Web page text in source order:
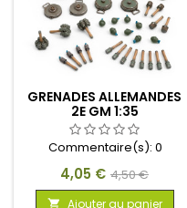
GRENADES ALLEMANDES
2E GM 1:35
Commentaire(s): 0
Prix
4,05 € Prix
de
4,50 €
 Ajouter au panier